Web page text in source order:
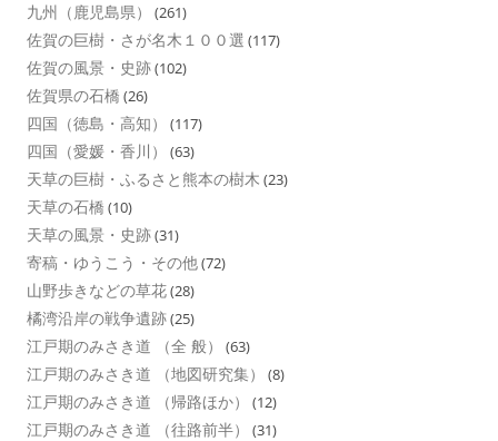
九州（鹿児島県） (261)
佐賀の巨樹・さが名木１００選 (117)
佐賀の風景・史跡(102)
佐賀県の石橋 (26)
四国（徳島・高知） (117)
四国（愛媛・香川） (63)
天草の巨樹・ふるさと熊本の樹木 (23)
天草の石橋 (10)
天草の風景・史跡(31)
寄稿・ゆうこう・その他(72)
山野歩きなどの草花(28)
橘湾沿岸の戦争遺跡(25)
江戸期のみさき道 （全 般） (63)
江戸期のみさき道 （地図研究集） (8)
江戸期のみさき道 （帰路ほか） (12)
江戸期のみさき道 （往路前半） (31)